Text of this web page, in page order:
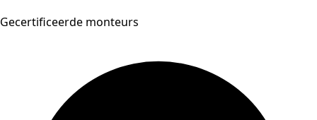
Gecertificeerde monteurs